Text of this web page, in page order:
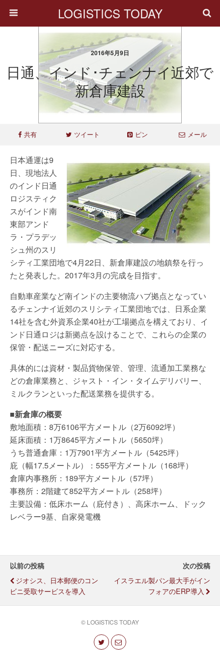
LOGISTICS TODAY
2016年5月9日
日通、インド･チェンナイ近郊で
新倉庫建設
共有 ツイート ピン メール
日本通運は9
日、現地法人
のインド日通
ロジスティク
スがインド南
東部アンド
ラ・プラデッ
シュ州のスリ
シティ工業団地で4月22日、新倉庫建設の地鎮祭を行っ
たと発表した。2017年3月の完成を目指す。
自動車産業など南インドの主要物流ハブ拠点となってい
るチェンナイ近郊のスリシティ工業団地では、日系企業
14社を含む外資系企業40社が工場拠点を構えており、イ
ンド日通ロジは新拠点を設けることで、これらの企業の
保管・配送ニーズに対応する。
具体的には資材・製品貨物保管、管理、流通加工業務な
どの倉庫業務と、ジャスト・イン・タイムデリバリー、
ミルクランといった配送業務を提供する。
■新倉庫の概要
敷地面積：8万6106平方メートル（2万6092坪）
延床面積：1万8645平方メートル（5650坪）
うち普通倉庫：1万7901平方メートル（5425坪）
庇（幅17.5メートル）：555平方メートル（168坪）
倉庫内事務所：189平方メートル（57坪）
事務所：2階建て852平方メートル（258坪）
主要設備：低床ホーム（庇付き）、高床ホーム、ドック
レベラー9基、自家発電機
以前の投稿
ジオシス、日本郵便のコン
ビニ受取サービスを導入
次の投稿
イスラエル製パン最大手がイン
フォアのERP導入
© LOGISTICS TODAY